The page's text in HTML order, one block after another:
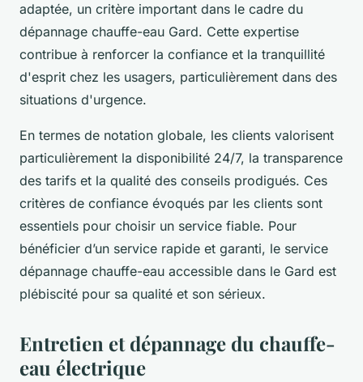
adaptée, un critère important dans le cadre du
dépannage chauffe-eau Gard. Cette expertise
contribue à renforcer la confiance et la tranquillité
d'esprit chez les usagers, particulièrement dans des
situations d'urgence.
En termes de notation globale, les clients valorisent
particulièrement la disponibilité 24/7, la transparence
des tarifs et la qualité des conseils prodigués. Ces
critères de confiance évoqués par les clients sont
essentiels pour choisir un service fiable. Pour
bénéficier d’un service rapide et garanti, le service
dépannage chauffe-eau accessible dans le Gard est
plébiscité pour sa qualité et son sérieux.
Entretien et dépannage du chauffe-
eau électrique